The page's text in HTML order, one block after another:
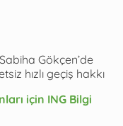
Gökçen’de
hızlı geçiş hakkı
için ING Bilgi